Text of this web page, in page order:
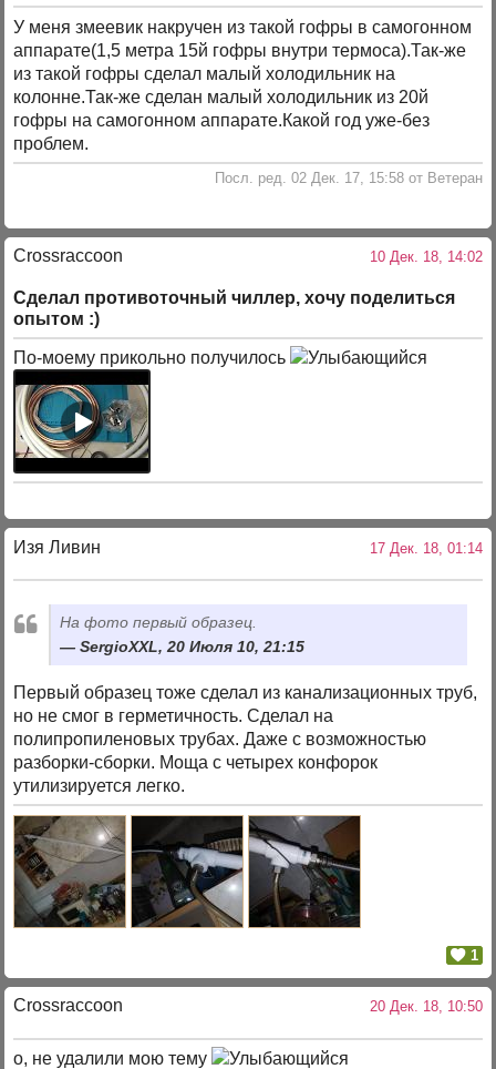
У меня змеевик накручен из такой гофры в самогонном
аппарате(1,5 метра 15й гофры внутри термоса).Так-же
из такой гофры сделал малый холодильник на
колонне.Так-же сделан малый холодильник из 20й
гофры на самогонном аппарате.Какой год уже-без
проблем.
Посл. ред. 02 Дек. 17, 15:58 от Ветеран
Crossraccoon 10 Дек. 18, 14:02
Сделал противоточный чиллер, хочу поделиться
опытом :)
По-моему прикольно получилось
Изя Ливин 17 Дек. 18, 01:14
На фото первый образец.
SergioXXL, 20 Июля 10, 21:15
Первый образец тоже сделал из канализационных труб,
но не смог в герметичность. Сделал на
полипропиленовых трубах. Даже с возможностью
разборки-сборки. Моща с четырех конфорок
утилизируется легко.
1
Crossraccoon 20 Дек. 18, 10:50
о, не удалили мою тему